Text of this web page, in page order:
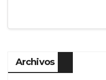
Archivos